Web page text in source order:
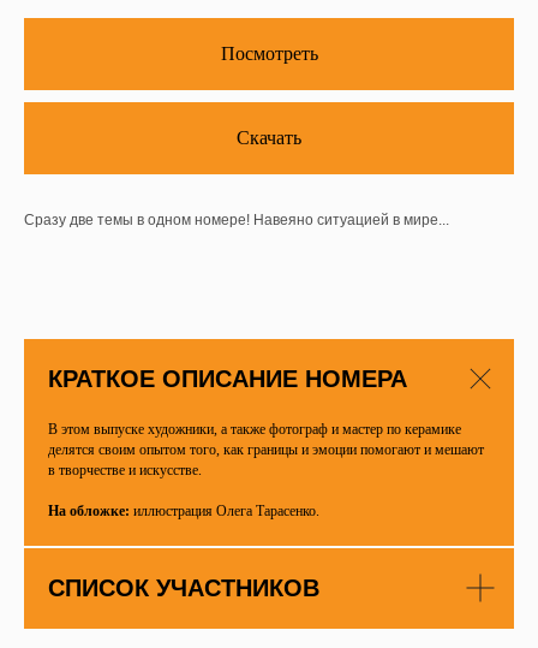
Посмотреть
Скачать
Сразу две темы в одном номере! Навеяно ситуацией в мире...
КРАТКОЕ ОПИСАНИЕ НОМЕРА
В этом выпуске художники, а также фотограф и мастер по керамике
делятся своим опытом того, как границы и эмоции помогают и мешают
в творчестве и искусстве.
На обложке: иллюстрация Олега Тарасенко.
СПИСОК УЧАСТНИКОВ